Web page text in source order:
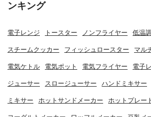
ンキング
電子レンジ トースター ノンフライヤー 低温
スチームクッカー フィッシュロースター マル
電気ケトル 電気ポット 電気フライヤー 電子
ジューサー スロージューサー ハンドミキサー
ミキサー ホットサンドメーカー ホットプレー